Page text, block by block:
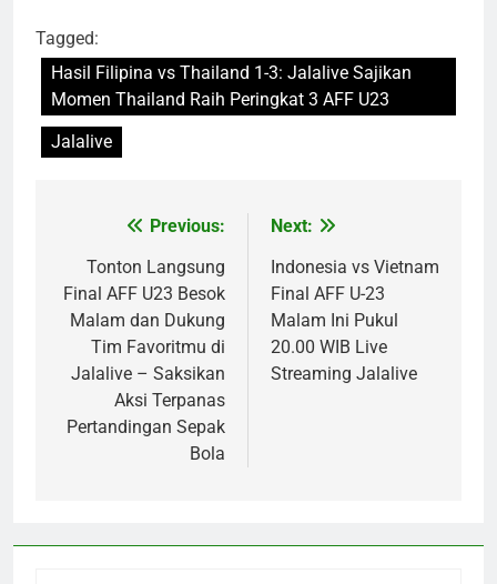
Tagged:
Hasil Filipina vs Thailand 1-3: Jalalive Sajikan
Momen Thailand Raih Peringkat 3 AFF U23
Jalalive
navigation
Previous:
Tonton Langsung
Final AFF U23 Besok
Malam dan Dukung
Tim Favoritmu di
Jalalive – Saksikan
Aksi Terpanas
Pertandingan Sepak
Bola
Next:
Indonesia vs Vietnam
Final AFF U-23
Malam Ini Pukul
20.00 WIB Live
Streaming Jalalive